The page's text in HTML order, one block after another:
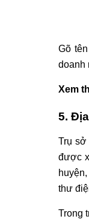
Gõ
doanh
Xem
5.
Trụ sở
được
thư
Trong